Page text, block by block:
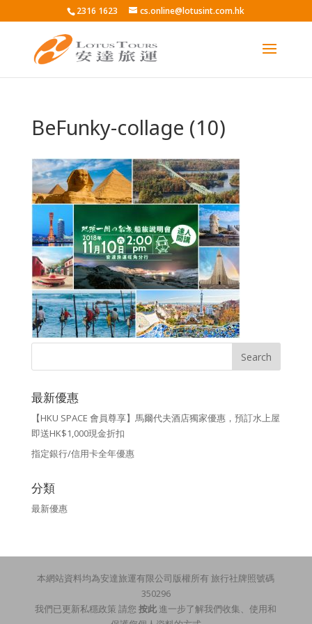
2316 1623 cs.online@lotusint.com.hk
BeFunky-collage (10)
最新優惠
【HKU SPACE 會員尊享】馬爾代夫酒店獨家優惠，預訂水上屋
即送HK$1,000現金折扣
指定銀行/信用卡全年優惠
分類
最新優惠
本網站資料均為安達旅運有限公司版權所有 旅行社牌照號碼
350296
我們已更新私穩政策 請您按此 進一步了解我們收集、使用和